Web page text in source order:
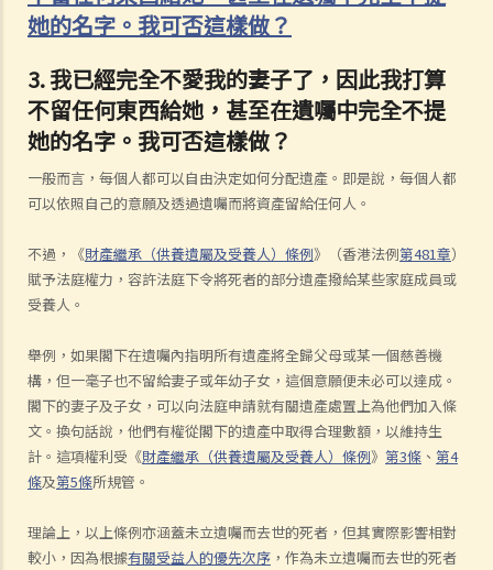
她的名字。我可否這樣做？
3. 我已經完全不愛我的妻子了，因此我打算
不留任何東西給她，甚至在遺囑中完全不提
她的名字。我可否這樣做？
一般而言，每個人都可以自由決定如何分配遺產。即是說，每個人都
可以依照自己的意願及透過遺囑而將資產留給任何人。
不過，《財產繼承（供養遺屬及受養人）條例》（香港法例第481章）
賦予法庭權力，容許法庭下令將死者的部分遺產撥給某些家庭成員或
受養人。
舉例，如果閣下在遺囑內指明所有遺產將全歸父母或某一個慈善機
構，但一毫子也不留給妻子或年幼子女，這個意願便未必可以達成。
閣下的妻子及子女，可以向法庭申請就有關遺產處置上為他們加入條
文。換句話說，他們有權從閣下的遺產中取得合理數額，以維持生
計。這項權利受《財產繼承（供養遺屬及受養人）條例》 第3條 、 第4
條及第5條所規管。
理論上，以上條例亦涵蓋未立遺囑而去世的死者，但其實際影響相對
較小，因為根據有關受益人的優先次序 ，作為未立遺囑而去世的死者